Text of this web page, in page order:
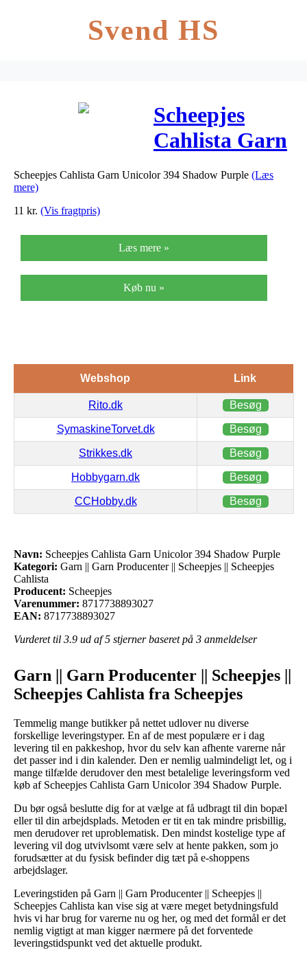
Svend HS
Scheepjes
Cahlista Garn
Unicolor 394
Scheepjes Cahlista Garn Unicolor 394 Shadow Purple (Læs
mere)
11 kr. (Vis fragtpris)
Læs mere »
Køb nu »
Webshop Link
Rito.dk Besøg
SymaskineTorvet.dk Besøg
Strikkes.dk Besøg
Hobbygarn.dk Besøg
CCHobby.dk Besøg
Navn: Scheepjes Cahlista Garn Unicolor 394 Shadow Purple
Kategori: Garn || Garn Producenter || Scheepjes || Scheepjes
Cahlista
Producent: Scheepjes
Varenummer: 8717738893027
EAN: 8717738893027
Vurderet til 3.9 ud af 5 stjerner baseret på 3 anmeldelser
Garn || Garn Producenter || Scheepjes ||
Scheepjes Cahlista fra Scheepjes
Temmelig mange butikker på nettet udlover nu diverse
forskellige leveringstyper. En af de mest populære er i dag
levering til en pakkeshop, hvor du selv kan afhente varerne når
det passer ind i din kalender. Den er nemlig ualmindeligt let, og i
mange tilfælde derudover den mest betalelige leveringsform ved
køb af Scheepjes Cahlista Garn Unicolor 394 Shadow Purple.
Du bør også beslutte dig for at vælge at få udbragt til din bopæl
eller til din arbejdsplads. Metoden er tit en tak mindre prisbillig,
men derudover ret uproblematisk. Den mindst kostelige type af
levering vil dog utvivlsomt være selv at hente pakken, som jo
forudsætter at du fysisk befinder dig tæt på e-shoppens
arbejdslager.
Leveringstiden på Garn || Garn Producenter || Scheepjes ||
Scheepjes Cahlista kan vise sig at være meget betydningsfuld
hvis vi har brug for varerne nu og her, og med det formål er det
nemlig vigtigt at man kigger nærmere på det forventede
leveringstidspunkt ved det aktuelle produkt.